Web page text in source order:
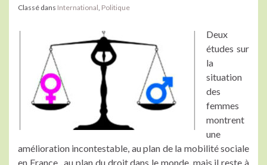
Classé dans International Politique
Deux
études sur
la
situation
des
femmes
montrent
une
amélioration incontestable, au plan de la mobilité sociale
en France , au plan du droit dans le monde. mais il reste à